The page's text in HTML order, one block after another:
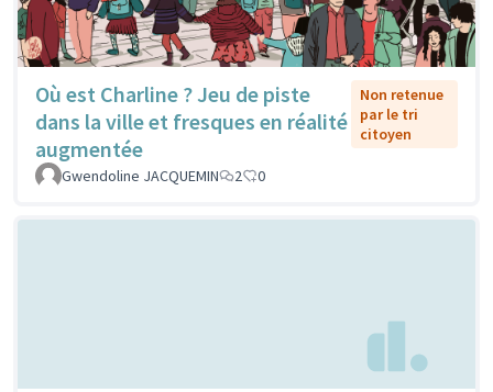
Où est Charline ? Jeu de piste
dans la ville et fresques en réalité
augmentée
Non retenue
par le tri
citoyen
Gwendoline JACQUEMIN 2 0